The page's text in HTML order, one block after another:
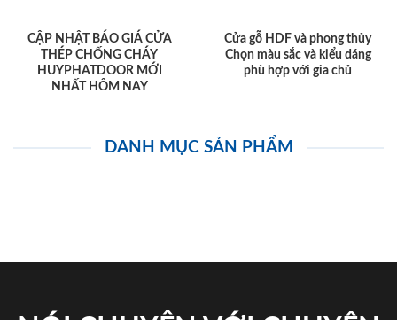
CẬP NHẬT BÁO GIÁ CỬA
THÉP CHỐNG CHÁY
HUYPHATDOOR MỚI
NHẤT HÔM NAY
Cửa gỗ HDF và phong thủy
Chọn màu sắc và kiểu dáng
phù hợp với gia chủ
DANH MỤC SẢN PHẨM